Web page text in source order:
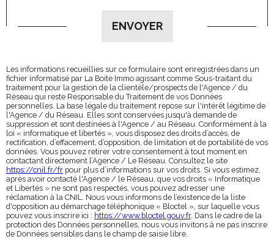
ENVOYER
Les informations recueillies sur ce formulaire sont enregistrées dans un
fichier informatisé par La Boite Immo agissant comme Sous-traitant du
traitement pour la gestion de la clientèle/prospects de l'Agence / du
Réseau qui reste Responsable du Traitement de vos Données
personnelles. La base légale du traitement repose sur l'intérêt légitime de
l'Agence / du Réseau. Elles sont conservées jusqu'à demande de
suppression et sont destinées à l'Agence / au Réseau. Conformément à la
loi « informatique et libertés », vous disposez des droits d’accès, de
rectification, d’effacement, d’opposition, de limitation et de portabilité de vos
données. Vous pouvez retirer votre consentement à tout moment en
contactant directement l’Agence / Le Réseau. Consultez le site
https://cnil.fr/fr pour plus d’informations sur vos droits. Si vous estimez,
après avoir contacté l'Agence / le Réseau, que vos droits « Informatique
et Libertés » ne sont pas respectés, vous pouvez adresser une
réclamation à la CNIL. Nous vous informons de l’existence de la liste
d'opposition au démarchage téléphonique « Bloctel », sur laquelle vous
pouvez vous inscrire ici : https://www.bloctel.gouv.fr. Dans le cadre de la
protection des Données personnelles, nous vous invitons à ne pas inscrire
de Données sensibles dans le champ de saisie libre.